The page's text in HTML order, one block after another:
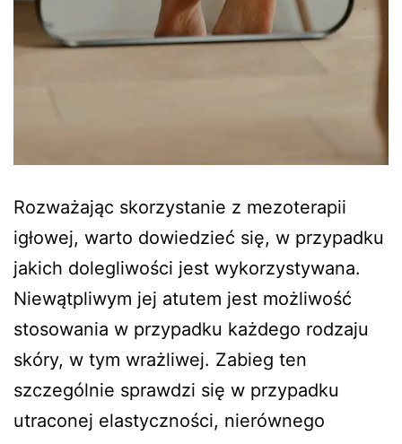
Rozważając skorzystanie z mezoterapii
igłowej, warto dowiedzieć się, w przypadku
jakich dolegliwości jest wykorzystywana.
Niewątpliwym jej atutem jest możliwość
stosowania w przypadku każdego rodzaju
skóry, w tym wrażliwej. Zabieg ten
szczególnie sprawdzi się w przypadku
utraconej elastyczności, nierównego